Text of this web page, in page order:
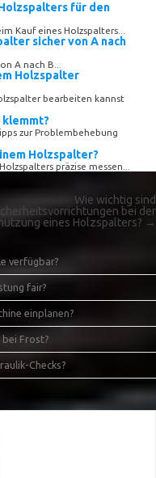
für den
Kauf eines Holzspalters...
sicher von A nach
A nach B...
Holzspalter
bearbeiten kannst
klemmt?
zur Problembehebung
Holzspalter?
präzise messen...
Wie wichtig sind
bei der
eines Holzspalters? →
verfügbar?
fair?
einplanen?
Frost?
Checks?